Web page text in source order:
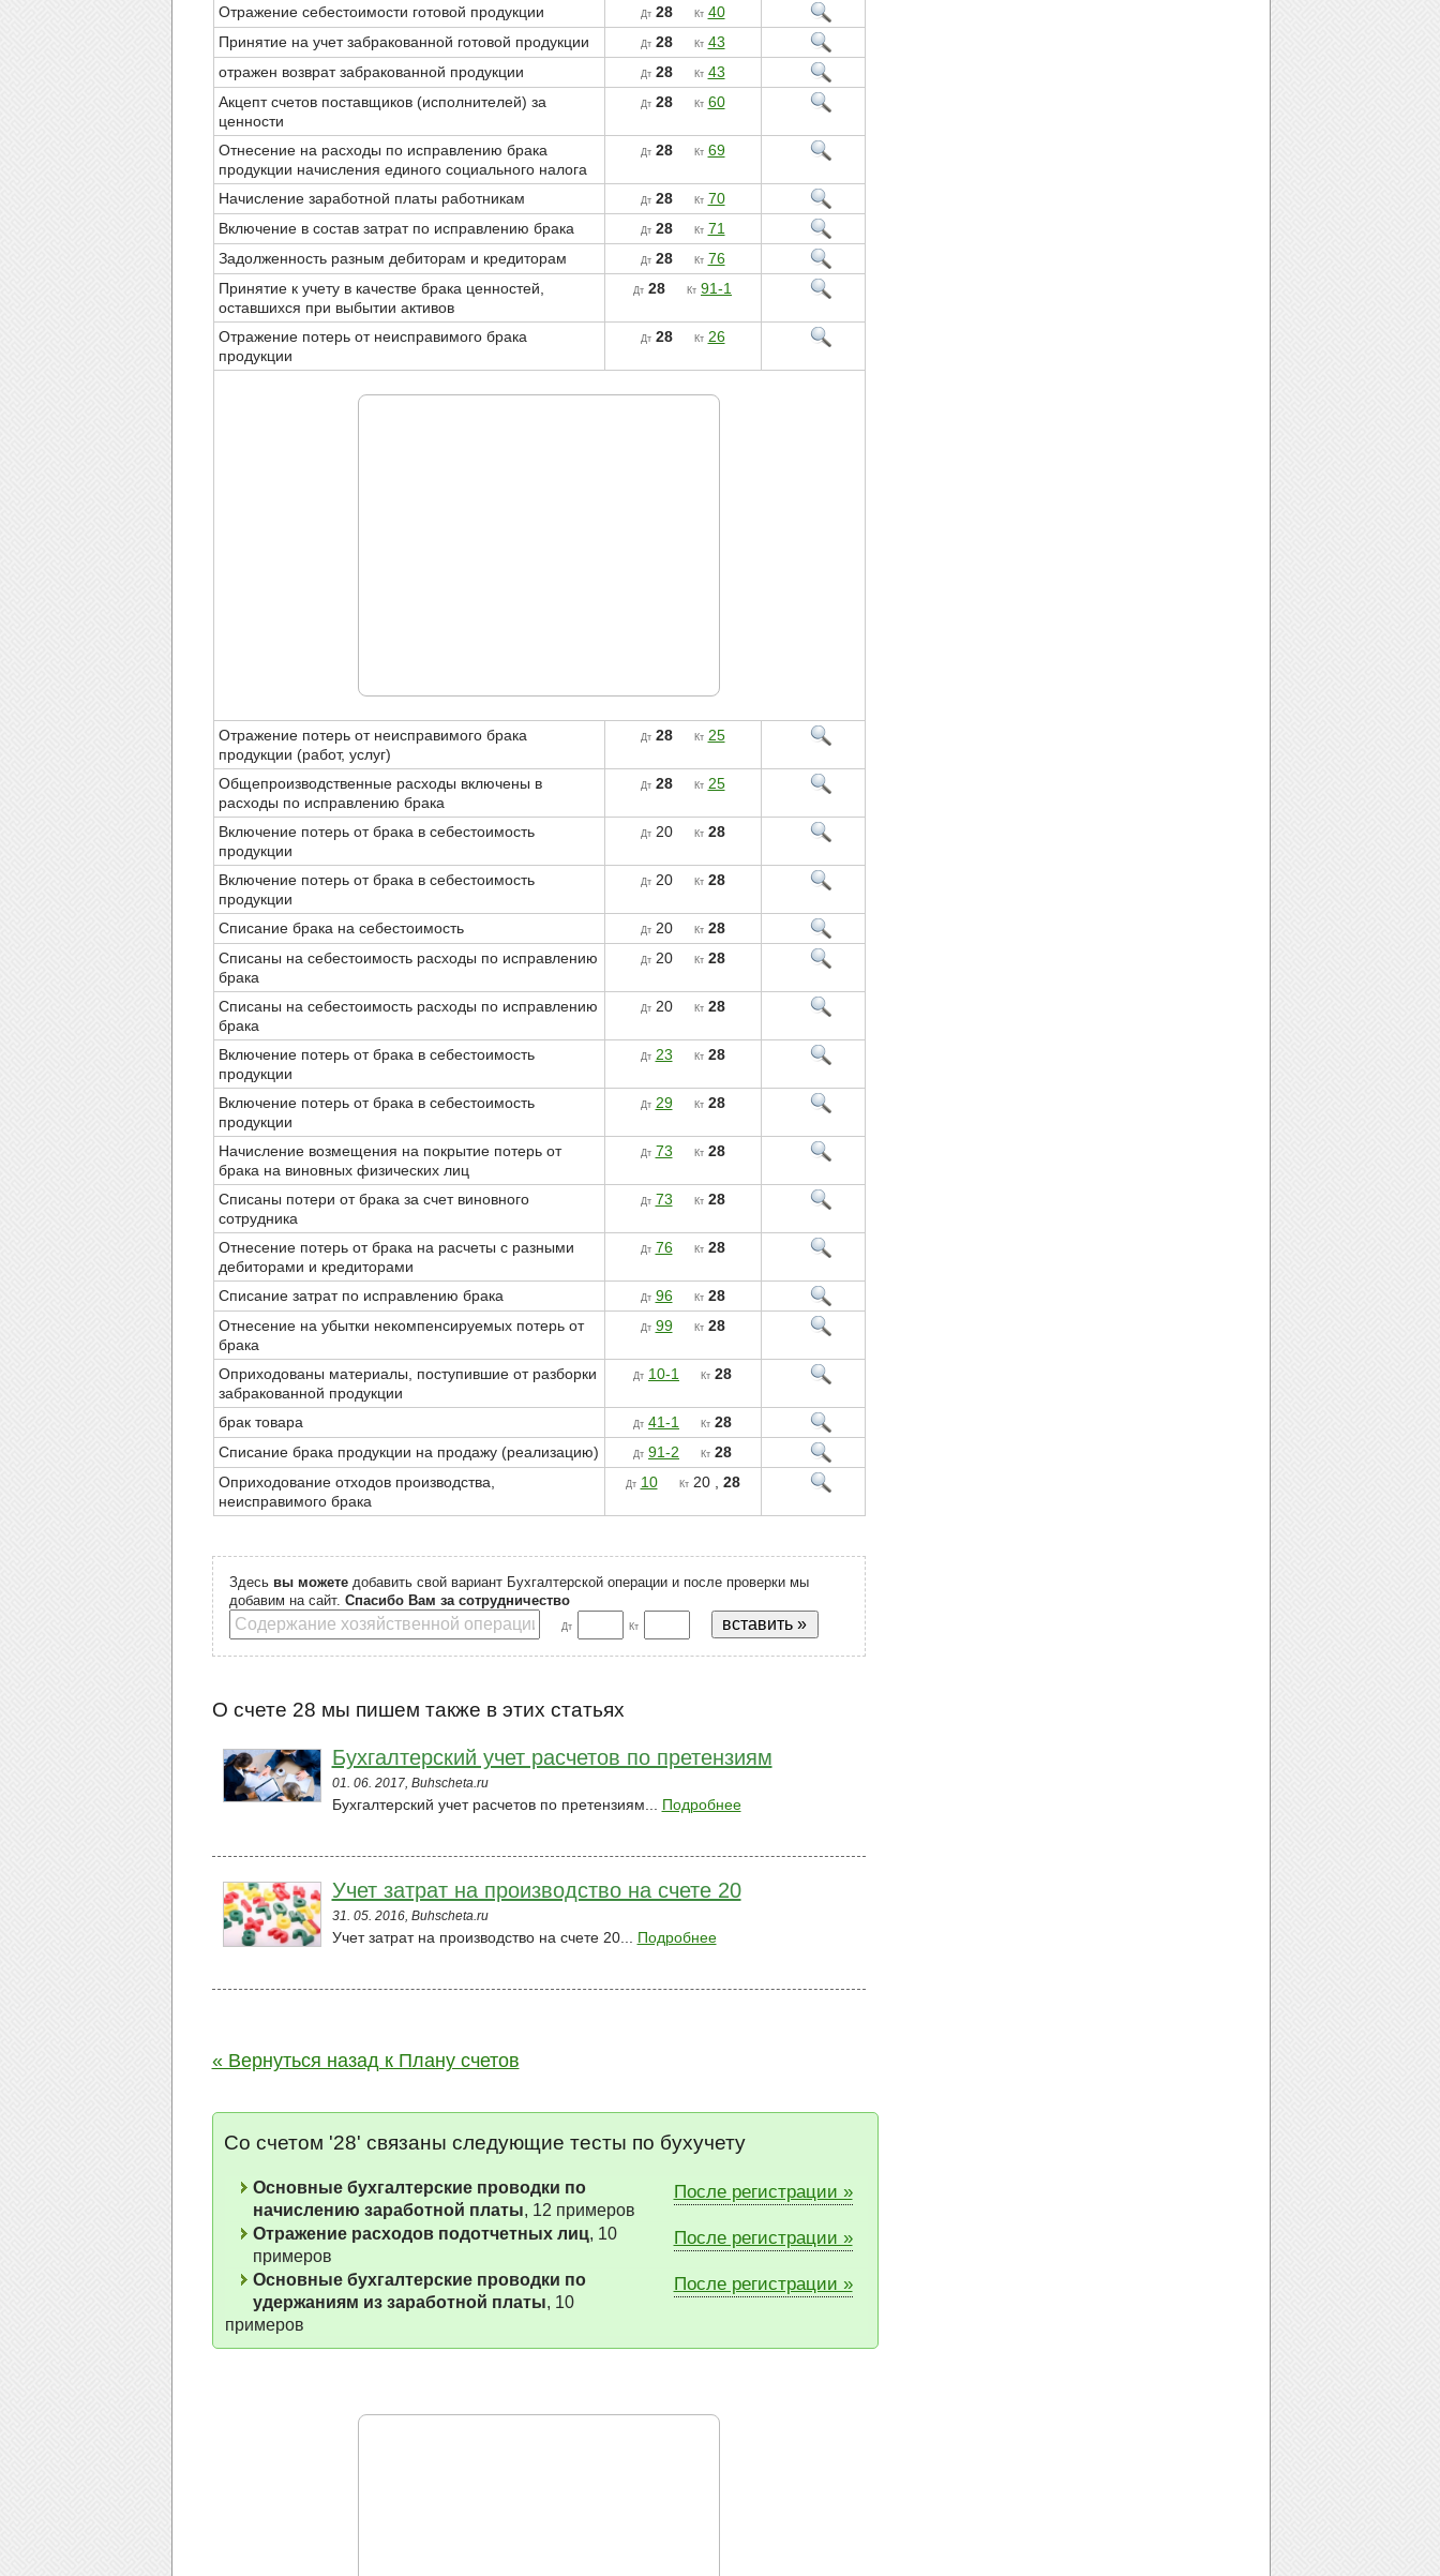
Отражение себестоимости готовой продукции Дт 28 Кт 40
Принятие на учет забракованной готовой продукции
Дт 28 Кт 43
отражен возврат забракованной продукции
Дт 28 Кт 43
Акцепт счетов поставщиков (исполнителей) за
ценности
Дт 28 Кт 60
Отнесение на расходы по исправлению брака
продукции начисления единого социального налога
Дт 28 Кт 69
Начисление заработной платы работникам Дт 28 Кт 70
Включение в состав затрат по исправлению брака
Дт 28 Кт 71
Задолженность разным дебиторам и кредиторам
Дт 28 Кт 76
Принятие к учету в качестве брака ценностей,
оставшихся при выбытии активов
Дт 28 Кт 91-1
Отражение потерь от неисправимого брака
продукции
Дт 28 Кт 26
Отражение потерь от неисправимого брака
продукции (работ, услуг)
Дт 28 Кт 25
Общепроизводственные расходы включены в
расходы по исправлению брака
Дт 28 Кт 25
Включение потерь от брака в себестоимость
продукции
Дт20 Кт 28
Включение потерь от брака в себестоимость
продукции
Дт20 Кт 28
Списание брака на себестоимость Дт20 Кт 28
Списаны на себестоимость расходы по исправлению
брака
Дт20 Кт 28
Списаны на себестоимость расходы по исправлению
брака
Дт20 Кт 28
Включение потерь от брака в себестоимость
продукции
Дт 23 Кт 28
Включение потерь от брака в себестоимость
продукции
Дт 29 Кт 28
Начисление возмещения на покрытие потерь от
брака на виновных физических лиц
Дт 73 Кт 28
Списаны потери от брака за счет виновного
сотрудника
Дт 73 Кт 28
Отнесение потерь от брака на расчеты с разными
дебиторами и кредиторами
Дт 76 Кт 28
Списание затрат по исправлению брака Дт 96 Кт 28
Отнесение на убытки некомпенсируемых потерь от
брака
Дт 99 Кт 28
Оприходованы материалы, поступившие от разборки
забракованной продукции
Дт 10-1 Кт 28
брак товара Дт 41-1 Кт 28
Списание брака продукции на продажу (реализацию)
Дт 91-2 Кт 28
Оприходование отходов производства,
неисправимого брака
Дт 10 Кт20 , 28
Здесь вы можетедобавить свой вариант Бухгалтерской операции и после проверки мы
добавим на сайт. Спасибо Вам за сотрудничество
Дт Кт
О счете 28 мы пишем также в этих статьях
Бухгалтерский учет расчетов по претензиям
01. 06. 2017, Buhscheta.ru
Бухгалтерский учет расчетов по претензиям... Подробнее
Учет затрат на производство на счете 20
31. 05. 2016, Buhscheta.ru
Учет затрат на производство на счете 20... Подробнее
« Вернуться назад к Плану счетов
Со счетом '28' связаны следующие тесты по бухучету
Основные бухгалтерские проводки по
начислению заработной платы, 12 примеров
После регистрации »
Отражение расходов подотчетных лиц, 10
примеров
После регистрации »
Основные бухгалтерские проводки по
удержаниям из заработной платы, 10
примеров
После регистрации »